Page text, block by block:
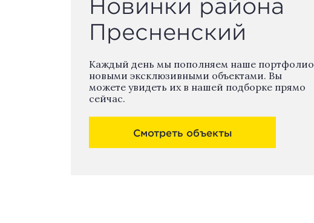
Новинки района
Пресненский
Каждый день мы пополняем наше портфолио
новыми эксклюзивными объектами. Вы
можете увидеть их в нашей подборке прямо
сейчас.
Смотреть объекты